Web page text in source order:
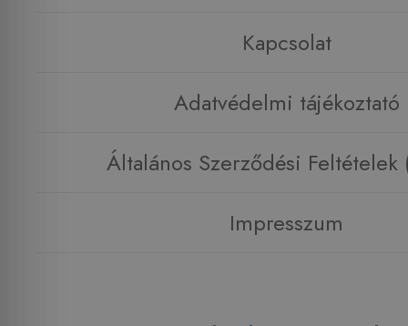
Kapcsolat
Adatvédelmi tájékoztató
Általános Szerződési Feltételek
Impresszum